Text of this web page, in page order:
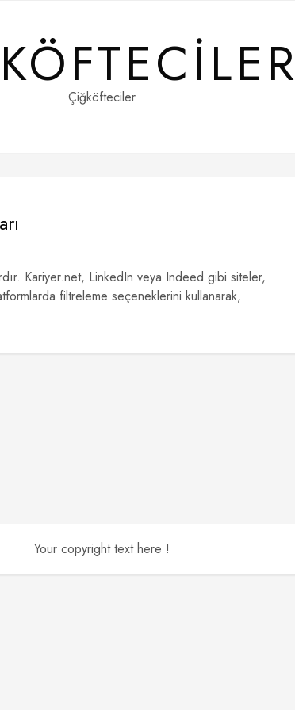
Çiğköfteciler
Kariyer.net, LinkedIn veya Indeed gibi siteler,
filtreleme seçeneklerini kullanarak,
Your copyright text here !